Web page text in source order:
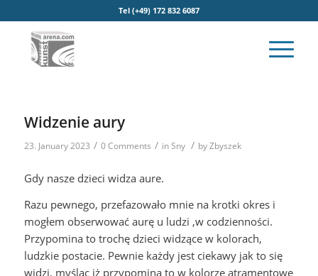
Tel (+49) 172 832 6087
Widzenie aury
23. January 2023 / 0 Comments / inSny / byZbyszek
Gdy nasze dzieci widza aure.
Razu pewnego, przefazowało mnie na krotki okres i
mogłem obserwować aurę u ludzi ,w codzienności.
Przypomina to trochę dzieci widzące w kolorach,
ludzkie postacie. Pewnie każdy jest ciekawy jak to się
widzi, myśląc iż przypomina to w kolorze atramentowe